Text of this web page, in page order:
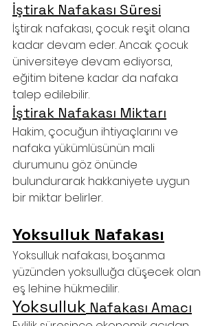
İştirak Nafakası Süresi
İştirak nafakası, çocuk reşit olana
kadar devam eder. Ancak çocuk
üniversiteye devam ediyorsa,
eğitim bitene kadar da nafaka
talep edilebilir.
İştirak Nafakası Miktarı
Hakim, çocuğun ihtiyaçlarını ve
nafaka yükümlüsünün mali
durumunu göz önünde
bulundurarak hakkaniyete uygun
bir miktar belirler.
Yoksulluk Nafakası
Yoksulluk nafakası, boşanma
yüzünden yoksulluğa düşecek olan
eş lehine hükmedilir.
Yoksulluk Nafakası Amacı